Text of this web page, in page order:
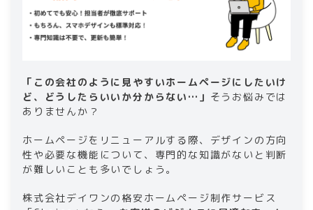
「この会社のように見やすいホームページにしたいけ
ど、どうしたらいいか分からない…」 そうお悩みでは
ありませんか？
ホームページをリニューアルする際、デザインの方向
性や必要な機能について、専門的な知識がないと判断
が難しいことも多いでしょう。
株式会社デイワンの格安ホームページ制作サービス